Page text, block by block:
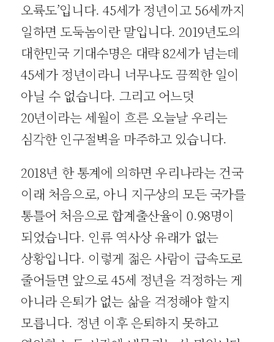
오륙도’입니다. 45세가 정년이고 56세까지
일하면 도둑놈이란 말입니다. 2019년도의
대한민국 기대수명은 대략 82세가 넘는데
45세가 정년이라니 너무나도 끔찍한 일이
아닐 수 없습니다. 그리고 어느덧
20년이라는 세월이 흐른 오늘날 우리는
심각한 인구절벽을 마주하고 있습니다.
2018년 한 통계에 의하면 우리나라는 건국
이래 처음으로, 아니 지구상의 모든 국가를
통틀어 처음으로 합계출산율이 0.98명이
되었습니다. 인류 역사상 유래가 없는
상황입니다. 이렇게 젊은 사람이 급속도로
줄어들면 앞으로 45세 정년을 걱정하는 게
아니라 은퇴가 없는 삶을 걱정해야 할지
모릅니다. 정년 이후 은퇴하지 못하고